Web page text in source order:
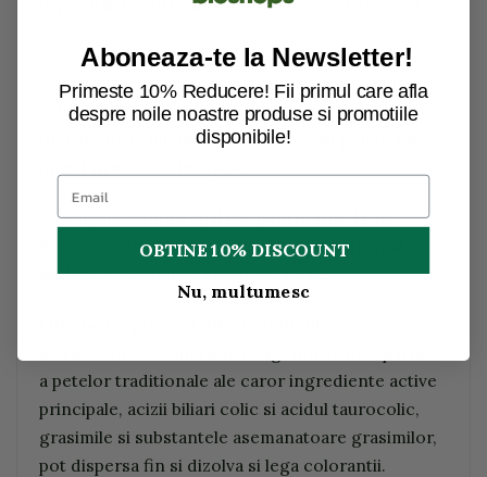
Dozare
Pentru tratarea locala a petelor: aplicati sapunul
lichid biliar nediluat pe pata si lasati-l sa aiba efect
timp de 10-15 minute. Spalati bine sau puneti haina
Ca amplificator de spalare: pentru rufe la 30-
60Â¬âžC, adaugati 20-30 ml la ciclul principal de
spalare al masinii de spalat de 4,5 kg.
a petelor traditionale ale caror ingrediente active
principale, acizii biliari colic si acidul taurocolic,
grasimile si substantele asemanatoare grasimilor,
pot dispersa fin si dizolva si lega colorantii.
Aboneaza-te la Newsletter!
Primeste 10% Reducere! Fii primul care afla
despre noile noastre produse si promotiile
disponibile!
OBTINE 10% DISCOUNT
Nu, multumesc